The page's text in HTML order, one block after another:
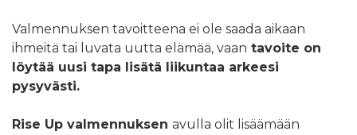
Valmennuksen tavoitteena ei ole saada aikaan
ihmeitä tai luvata uutta elämää, vaan tavoite on
löytää uusi tapa lisätä liikuntaa arkeesi
pysyvästi.
Rise Up valmennuksen avulla olit lisäämään